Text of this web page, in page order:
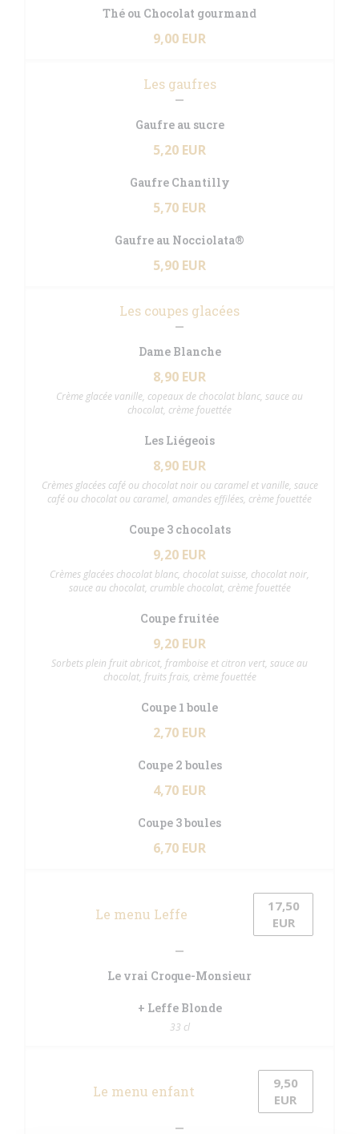
Thé ou Chocolat gourmand
9,00 EUR
Les gaufres
Gaufre au sucre
5,20 EUR
Gaufre Chantilly
5,70 EUR
Gaufre au Nocciolata®
5,90 EUR
Les coupes glacées
Dame Blanche
8,90 EUR
Crème glacée vanille, copeaux de chocolat blanc, sauce au
chocolat, crème fouettée
Les Liégeois
8,90 EUR
Crèmes glacées café ou chocolat noir ou caramel et vanille, sauce
café ou chocolat ou caramel, amandes effilées, crème fouettée
Coupe 3 chocolats
9,20 EUR
Crèmes glacées chocolat blanc, chocolat suisse, chocolat noir,
sauce au chocolat, crumble chocolat, crème fouettée
Coupe fruitée
9,20 EUR
Sorbets plein fruit abricot, framboise et citron vert, sauce au
chocolat, fruits frais, crème fouettée
Coupe 1 boule
2,70 EUR
Coupe 2 boules
4,70 EUR
Coupe 3 boules
6,70 EUR
Le menu Leffe
17,50
EUR
Le vrai Croque-Monsieur
+ Leffe Blonde
33 cl
Le menu enfant
9,50
EUR